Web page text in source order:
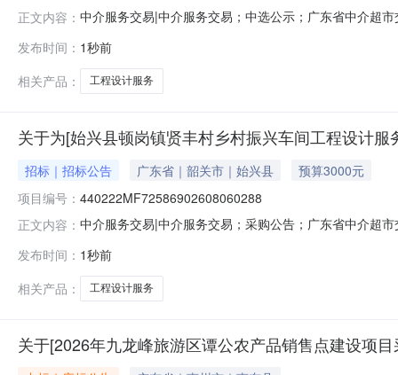
正文内容： 中介服务交易|中介服务交易；中选公示；广东省中介超
明：最高报价为15000元，最低报价为12000元，以最
发布时间： 1秒前
相关产品：
工程设计服务
关于为[始兴县顿岗镇贤丰村乡村振兴车间工程设计
招标｜招标公告 广东省｜韶关市｜始兴县
预算3000元
项目编号： 440222MF72586902608060288
正文内容： 中介服务交易|中介服务交易；采购公告；广东省中介超
致，以采购需求书为准）业主单位咨询电话：0751-
说明：其
发布时间： 1秒前
相关产品：
工程设计服务
关于[2026年九龙峰旅游区谭公农产品销售点建设项